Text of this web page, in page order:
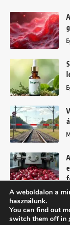
A weboldalon a
használunk.
You can find out
switch them off in